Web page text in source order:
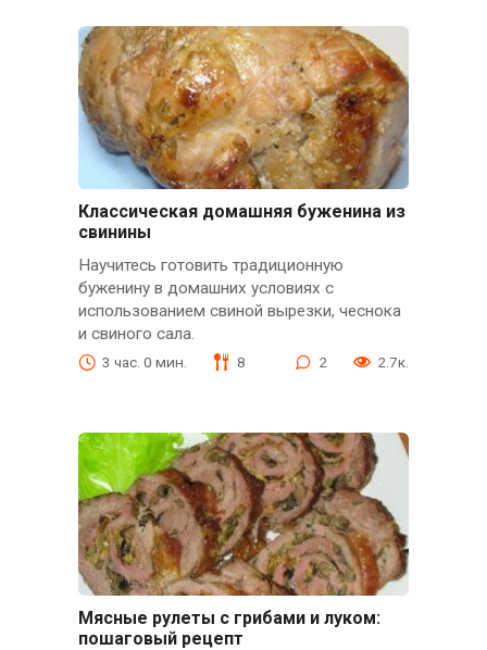
Классическая домашняя буженина из
свинины
Научитесь готовить традиционную
буженину в домашних условиях с
использованием свиной вырезки, чеснока
и свиного сала.
3 час. 0 мин. 8 2 2.7к.
Мясные рулеты с грибами и луком:
пошаговый рецепт